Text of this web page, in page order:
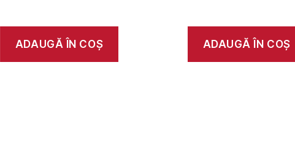
ADAUGĂ ÎN COȘ ADAUGĂ ÎN COȘ